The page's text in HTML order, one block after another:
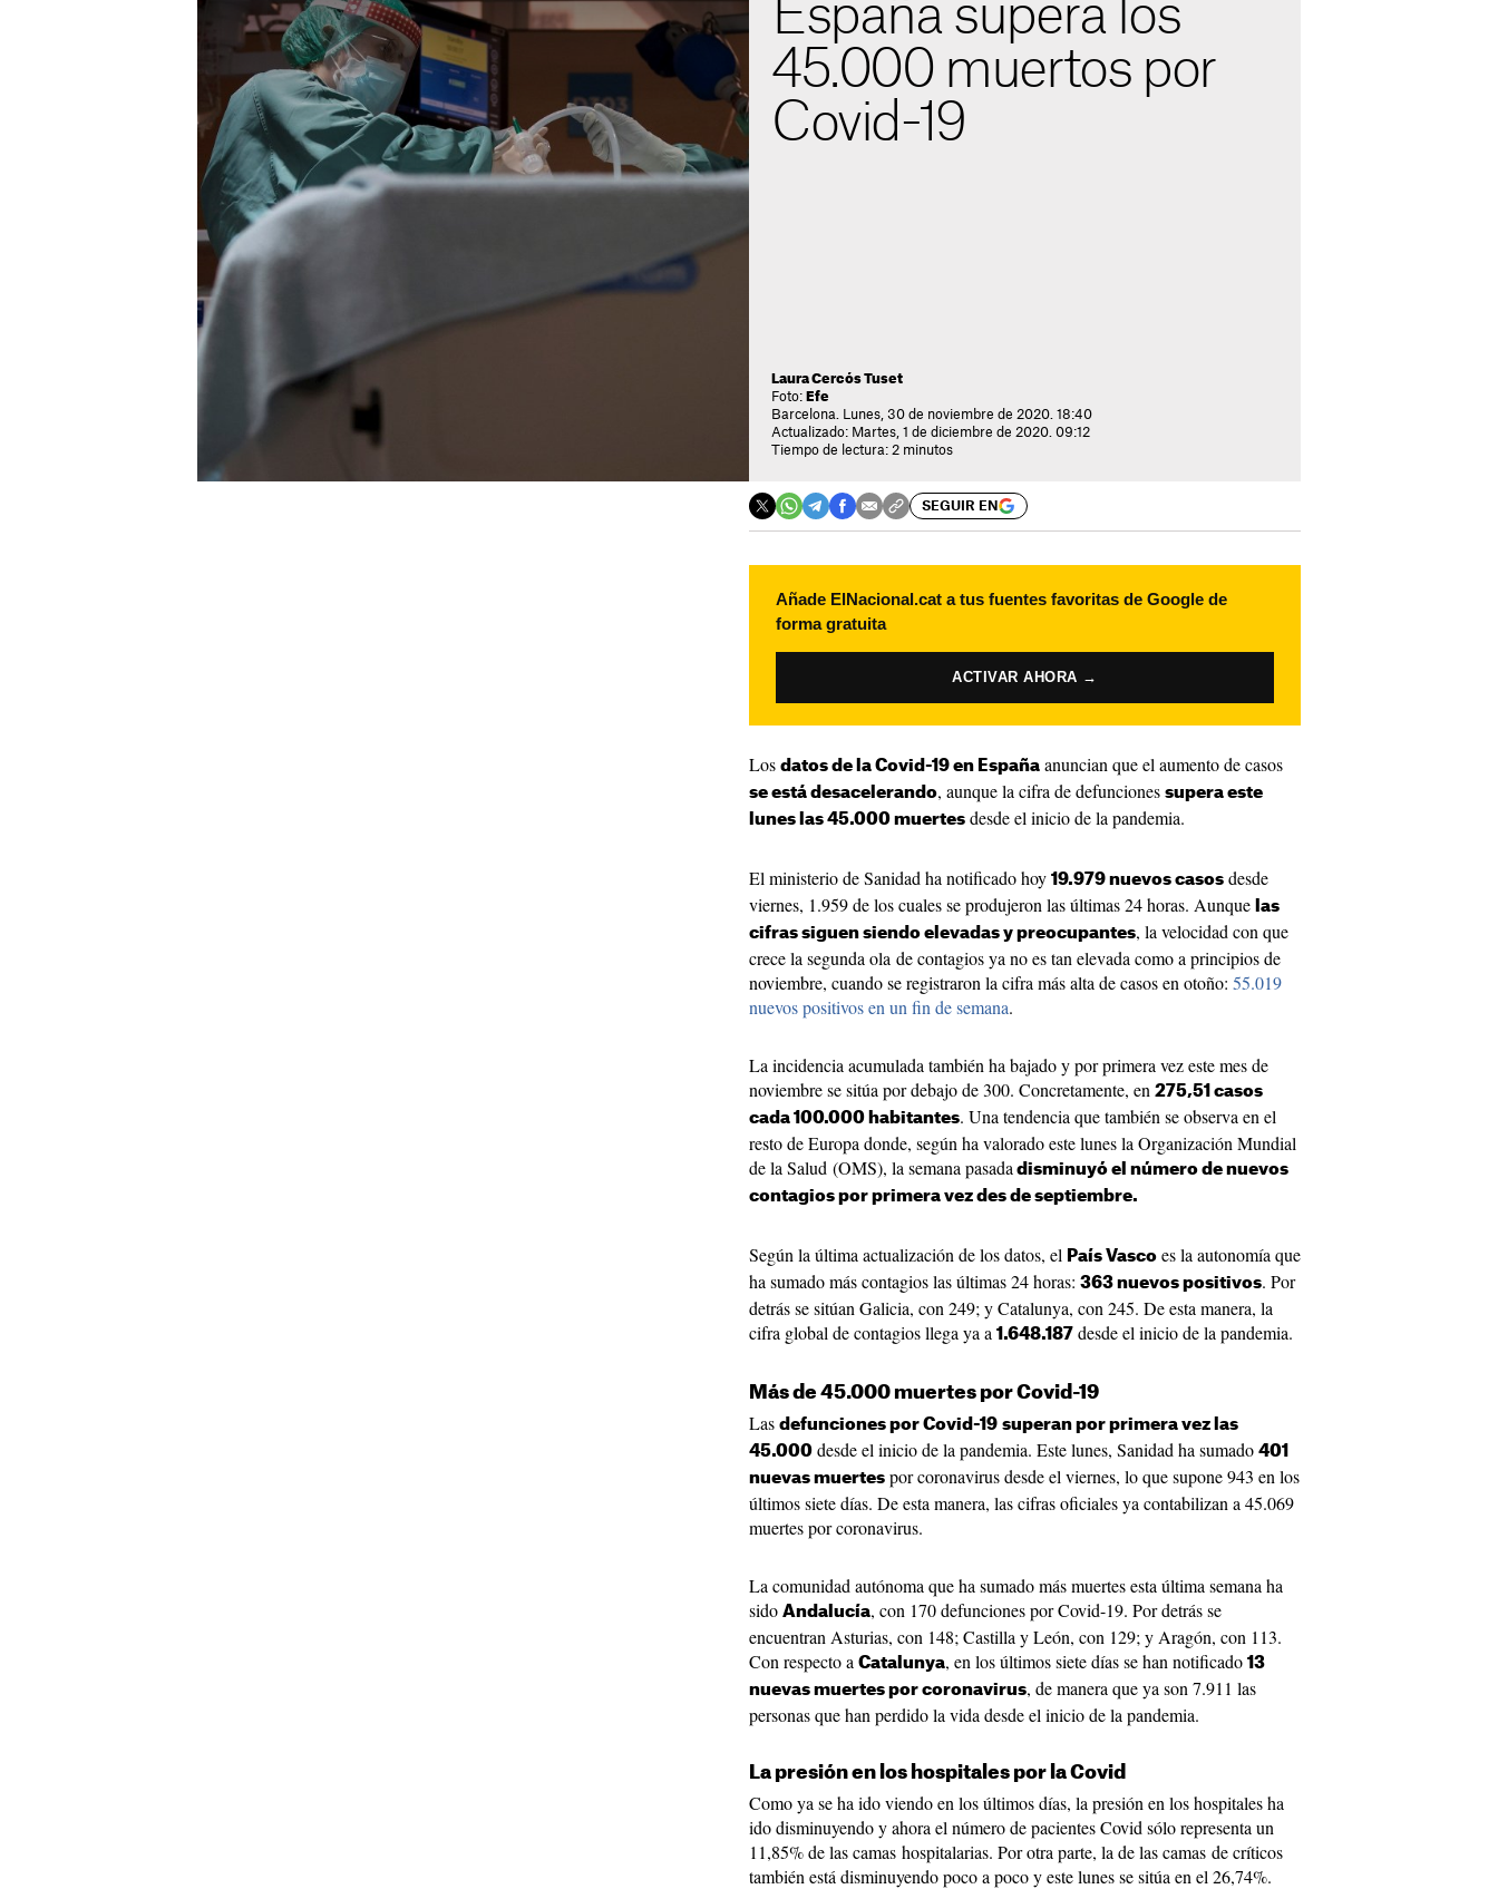
España supera los
45.000 muertos por
Covid-19
Laura Cercós Tuset
Foto: Efe
Barcelona. Lunes, 30 de noviembre de 2020. 18:40
Actualizado: Martes, 1 de diciembre de 2020. 09:12
Tiempo de lectura: 2 minutos
SEGUIR EN
Añade ElNacional.cat a tus fuentes favoritas de Google de
forma gratuita
ACTIVAR AHORA →
Los datos de la Covid-19 en España anuncian que el aumento de casos
se está desacelerando, aunque la cifra de defunciones supera este
lunes las 45.000 muertes desde el inicio de la pandemia.
El ministerio de Sanidad ha notificado hoy 19.979 nuevos casos desde
viernes, 1.959 de los cuales se produjeron las últimas 24 horas. Aunque las
cifras siguen siendo elevadas y preocupantes, la velocidad con que
crece la segunda ola de contagios ya no es tan elevada como a principios de
noviembre, cuando se registraron la cifra más alta de casos en otoño: 55.019
nuevos positivos en un fin de semana.
La incidencia acumulada también ha bajado y por primera vez este mes de
noviembre se sitúa por debajo de 300. Concretamente, en 275,51 casos
cada 100.000 habitantes. Una tendencia que también se observa en el
resto de Europa donde, según ha valorado este lunes la Organización Mundial
de la Salud (OMS), la semana pasada disminuyó el número de nuevos
contagios por primera vez des de septiembre.
Según la última actualización de los datos, el País Vasco es la autonomía que
ha sumado más contagios las últimas 24 horas: 363 nuevos positivos. Por
detrás se sitúan Galicia, con 249; y Catalunya, con 245. De esta manera, la
cifra global de contagios llega ya a 1.648.187 desde el inicio de la pandemia.
Más de 45.000 muertes por Covid-19
Las defunciones por Covid-19 superan por primera vez las
45.000 desde el inicio de la pandemia. Este lunes, Sanidad ha sumado 401
nuevas muertes por coronavirus desde el viernes, lo que supone 943 en los
últimos siete días. De esta manera, las cifras oficiales ya contabilizan a 45.069
muertes por coronavirus.
La comunidad autónoma que ha sumado más muertes esta última semana ha
sido Andalucía, con 170 defunciones por Covid-19. Por detrás se
encuentran Asturias, con 148; Castilla y León, con 129; y Aragón, con 113.
Con respecto a Catalunya, en los últimos siete días se han notificado 13
nuevas muertes por coronavirus, de manera que ya son 7.911 las
personas que han perdido la vida desde el inicio de la pandemia.
La presión en los hospitales por la Covid
Como ya se ha ido viendo en los últimos días, la presión en los hospitales ha
ido disminuyendo y ahora el número de pacientes Covid sólo representa un
11,85% de las camas hospitalarias. Por otra parte, la de las camas de críticos
también está disminuyendo poco a poco y este lunes se sitúa en el 26,74%.